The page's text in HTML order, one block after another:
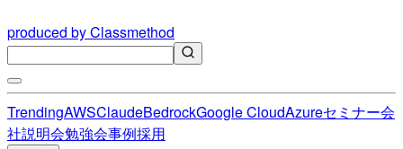
produced by Classmethod
TrendingAWSClaudeBedrockGoogle CloudAzureセミナー会
社説明会勉強会事例採用